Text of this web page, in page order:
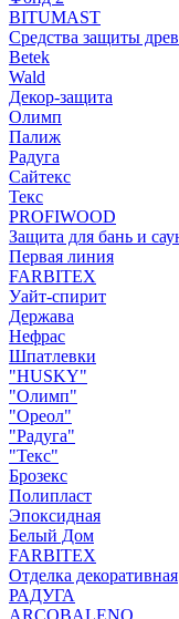
BITUMAST
Средства защиты
Betek
Wald
Декор-защита
Олимп
Палиж
Радуга
Сайтекс
Текс
PROFIWOOD
Защита для бань и
Первая линия
FARBITEX
Уайт-спирит
Держава
Нефрас
Шпатлевки
"HUSKY"
"Олимп"
"Ореол"
"Радуга"
"Текс"
Брозекс
Полипласт
Эпоксидная
Белый Дом
FARBITEX
Отделка декоративная
РАДУГА
ARCOBALENO